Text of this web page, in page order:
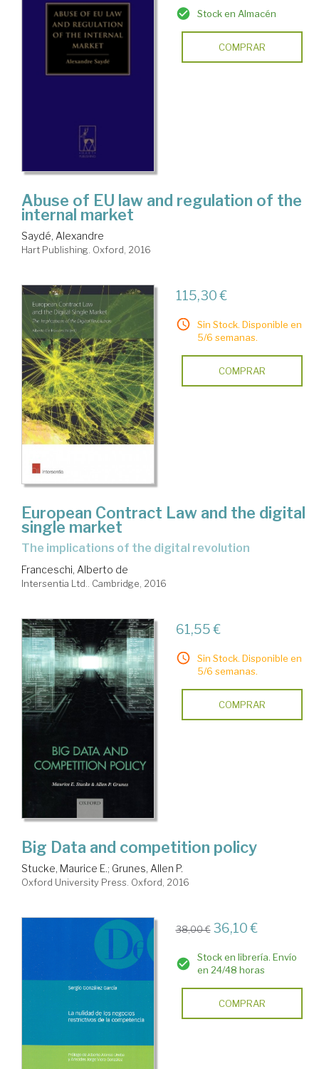
Stock en Almacén
COMPRAR
Abuse of EU law and regulation of the
internal market
Saydé, Alexandre
Hart Publishing. Oxford, 2016
115,30 €
Sin Stock. Disponible en
5/6 semanas.
COMPRAR
European Contract Law and the digital
single market
the implications of the digital revolution
Franceschi, Alberto de
Intersentia Ltd.. Cambridge, 2016
61,55 €
Sin Stock. Disponible en
5/6 semanas.
COMPRAR
Big Data and competition policy
Stucke, Maurice E.; Grunes, Allen P.
Oxford University Press. Oxford, 2016
38,00 € 36,10 €
Stock en librería. Envío
en 24/48 horas
COMPRAR